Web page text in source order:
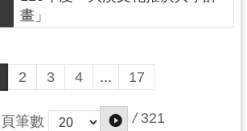
畫」
2 3 4 ... 17
筆數 / 321